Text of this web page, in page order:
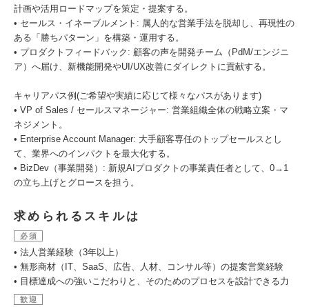
計画や活用ロードマップを策定・提案する。
• セールス・イネーブルメント: 属人的な営業手法を脱却し、再現性の
ある「勝ちパターン」を構築・運用する。
• プロダクトフィードバック: 顧客の声を開発チーム（PdM/エンジニ
ア）へ届け、新機能開発やUI/UX改善にダイレクトに貢献する。
キャリアパス例(ご希望や実績に応じて様々なパスがあります)
• VP of Sales / セールスマネージャー: 営業組織全体の戦略立案・マ
ネジメント。
• Enterprise Account Manager: 大手顧客専任のトップセールスとし
て、業界へのインパクトを最大化する。
• BizDev（事業開発）: 新規AIプロダクトの事業責任者として、0→1
の立ち上げとグロースを担う。
求められるスキルは
必須
• 法人営業経験（3年以上）
• 無形商材（IT、SaaS、広告、人材、コンサル等）の提案営業経験
• 目標達成への強いこだわりと、そのためのプロセスを設計できる力
歓迎